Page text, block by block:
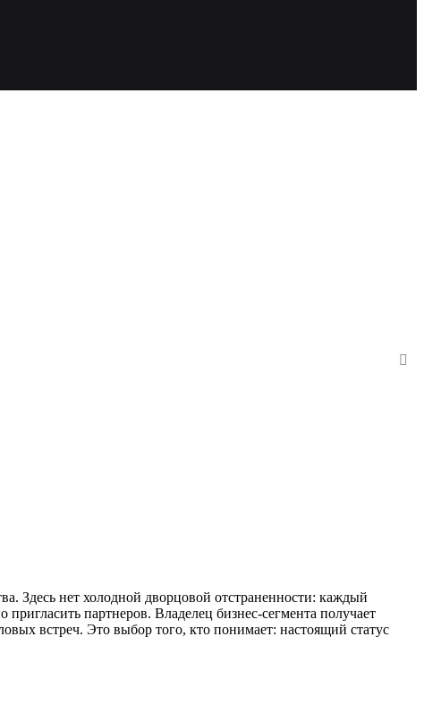
Здесь нет холодной дворцовой отстраненности: каждый
пригласить партнеров. Владелец бизнес-сегмента получает
встреч. Это выбор того, кто понимает: настоящий статус